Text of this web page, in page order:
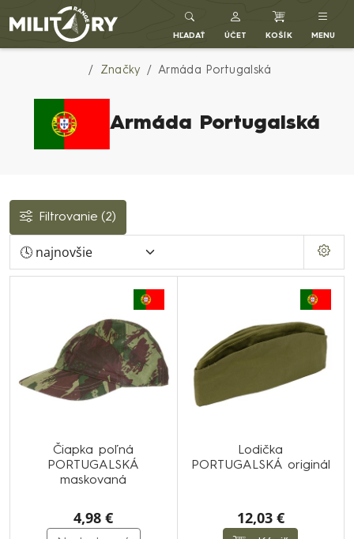
Army shop MILITARY RANGE SK
HĽADAŤ ÚČET KOŠÍK MENU
Značky Armáda Portugalská
Armáda Portugalská
Filtrovanie (2)
Čiapka poľná
PORTUGALSKÁ
maskovaná
4,98 €
Lodička
PORTUGALSKÁ originál
12,03 €